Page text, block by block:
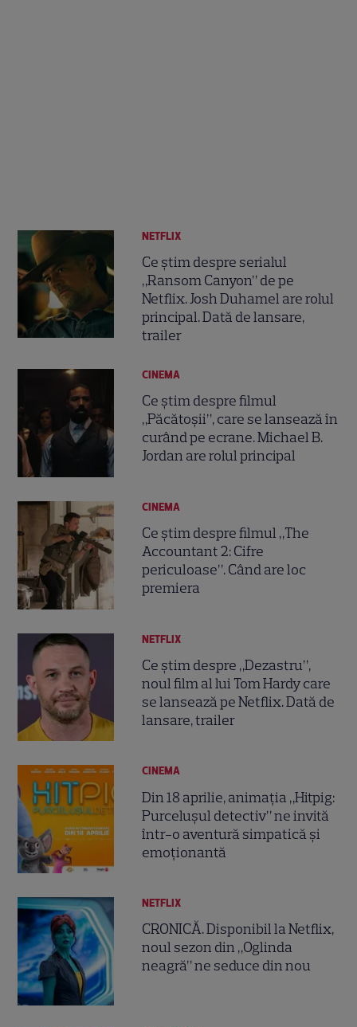
NETFLIX
Ce știm despre serialul
„Ransom Canyon” de pe
Netflix. Josh Duhamel are rolul
principal. Dată de lansare,
trailer
CINEMA
Ce știm despre filmul
„Păcătoșii”, care se lansează în
curând pe ecrane. Michael B.
Jordan are rolul principal
CINEMA
Ce știm despre filmul „The
Accountant 2: Cifre
periculoase”. Când are loc
premiera
NETFLIX
Ce știm despre „Dezastru”,
noul film al lui Tom Hardy care
se lansează pe Netflix. Dată de
lansare, trailer
CINEMA
Din 18 aprilie, animația „Hitpig:
Purcelușul detectiv” ne invită
într-o aventură simpatică și
emoționantă
NETFLIX
CRONICĂ. Disponibil la Netflix,
noul sezon din „Oglinda
neagră” ne seduce din nou